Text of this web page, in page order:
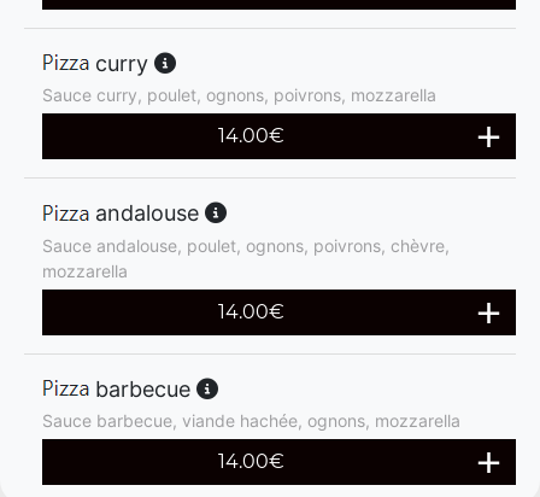
curry
Sauce curry, poulet, ognons, poivrons, mozzarella
14.00€
andalouse
Sauce andalouse, poulet, ognons, poivrons, chèvre,
mozzarella
14.00€
barbecue
Sauce barbecue, viande hachée, ognons, mozzarella
14.00€